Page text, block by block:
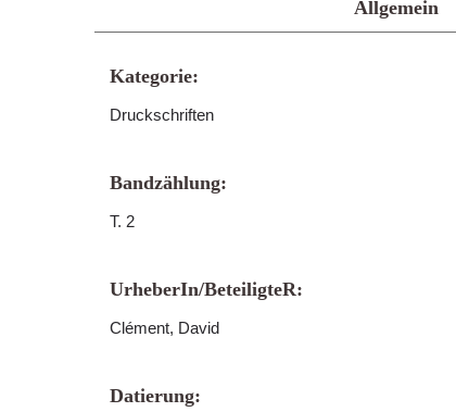
Allgemein
Kategorie:
Druckschriften
Bandzählung:
T. 2
UrheberIn/BeteiligteR:
Clément, David
Datierung: